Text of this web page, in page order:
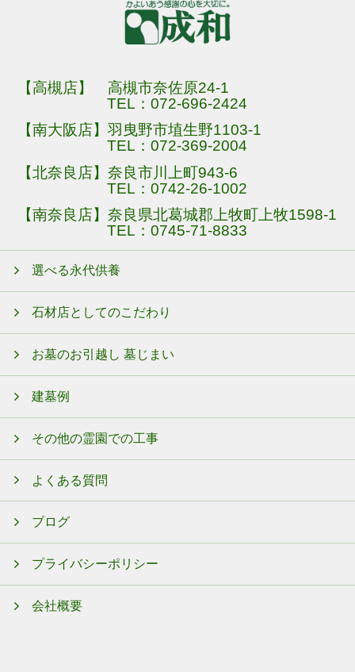
【高槻店】 高槻市奈佐原24-1
TEL：072-696-2424
【南大阪店】羽曳野市埴生野1103-1
TEL：072-369-2004
【北奈良店】奈良市川上町943-6
TEL：0742-26-1002
【南奈良店】奈良県北葛城郡上牧町上牧1598-1
TEL：0745-71-8833
選べる永代供養
石材店としてのこだわり
お墓のお引越し 墓じまい
建墓例
その他の霊園での工事
よくある質問
ブログ
プライバシーポリシー
会社概要